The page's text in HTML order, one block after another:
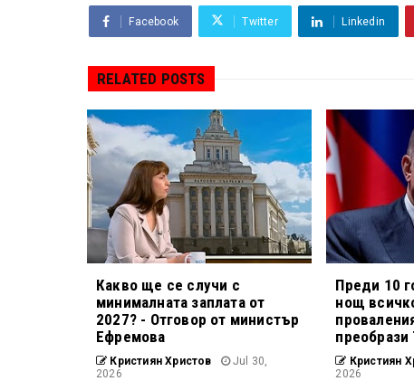
Facebook Twitter Linkedin
RELATED POSTS
Какво ще се случи с
минималната заплата от
2027? - Отговор от министър
Ефремова
Кристиян Христов
Jul 30,
2026
Преди 10
нощ
преобрази
Кристиян
2026